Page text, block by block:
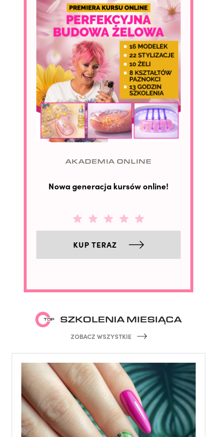
AKADEMIA ONLINE
Nowa generacja kursów online!
KUP TERAZ
SZKOLENIA MIESIĄCA
ZOBACZ WSZYSTKIE